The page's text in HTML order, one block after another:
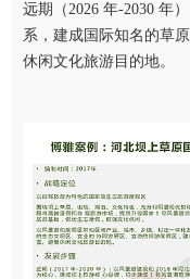
远期（2026 年-2030 年
系，建成国际知名的草
休闲文化旅游目的地。